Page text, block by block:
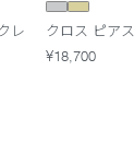
レ
クロス ピアス
¥18,700